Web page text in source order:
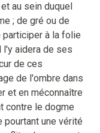
au sein duquel
; de gré ou de
participer à la folie
l'y aidera de ses
de ces
de l'ombre dans
et en méconnaître
contre le dogme
pourtant une vérité